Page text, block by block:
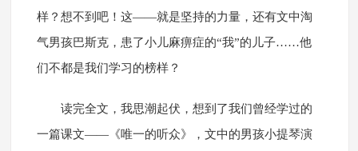
样？想不到吧！这——就是坚持的力量，还有文中淘
气男孩巴斯克，患了小儿麻痹症的“我”的儿子……他
们不都是我们学习的榜样？
读完全文，我思潮起伏，想到了我们曾经学过的
一篇课文——《唯一的听众》，文中的男孩小提琴演